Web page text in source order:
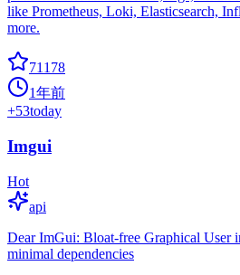
like Prometheus, Loki, Elasticsearch,
more.
71178
1年前
+53today
Imgui
Hot
api
Dear ImGui: Bloat-free Graphical User
minimal dependencies